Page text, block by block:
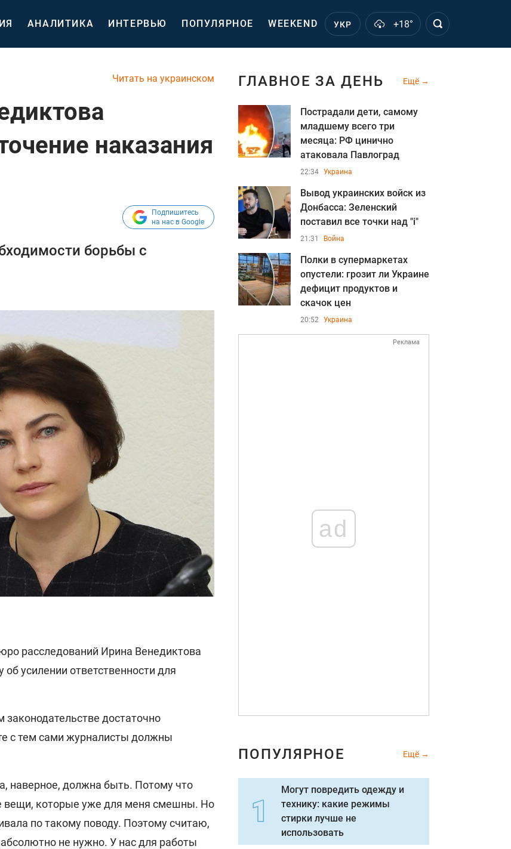
АНАЛИТИКА ИНТЕРВЬЮ ПОПУЛЯРНОЕ WEEKEND УКР +18°
Читать на украинском
наказания
Подпишитесь
на нас в Google
борьбы с
расследований Ирина Венедиктова
усилении ответственности для
достаточно
с тем сами журналисты должны
наверное, должна быть. Потому что
вещи, которые уже для меня смешны. Но
по такому поводу. Поэтому считаю,
не нужно. У нас для работы
ГЛАВНОЕ ЗА ДЕНЬ Ещё
Пострадали дети, самому
младшему всего три
месяца: РФ цинично
атаковала Павлоград
22:34 Украина
Вывод украинских войск из
Донбасса: Зеленский
поставил все точки над "i"
21:31 Война
Полки в супермаркетах
опустели: грозит ли Украине
дефицит продуктов и
скачок цен
20:52 Украина
Реклама
ad
ПОПУЛЯРНОЕ Ещё
Могут повредить одежду и
технику: какие режимы
стирки лучше не
использовать